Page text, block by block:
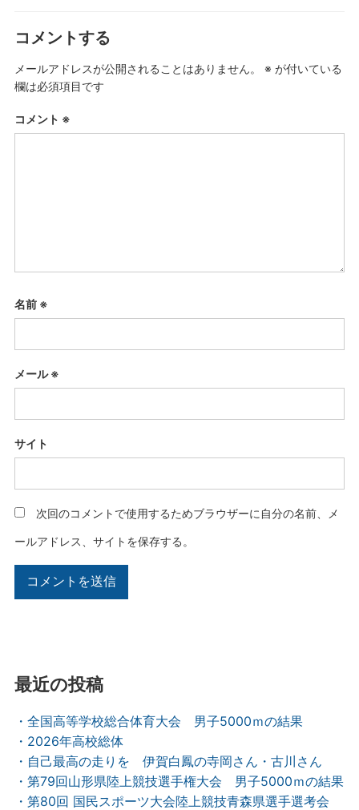
コメントする
メールアドレスが公開されることはありません。 ※ が付いている
欄は必須項目です
コメント ※
名前 ※
メール※
サイト
次回のコメントで使用するためブラウザーに自分の名前、メ
ールアドレス、サイトを保存する。
最近の投稿
・全国高等学校総合体育大会 男子5000ｍの結果
・2026年高校総体
・自己最高の走りを 伊賀白鳳の寺岡さん・古川さん
・第79回山形県陸上競技選手権大会 男子5000ｍの結果
・第80回 国民スポーツ大会陸上競技青森県選手選考会